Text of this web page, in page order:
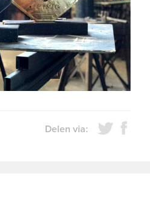
Delen via: